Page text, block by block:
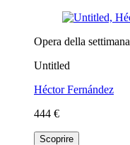
Opera della settimana
Untitled
Héctor Fernández
444 €
Scoprire